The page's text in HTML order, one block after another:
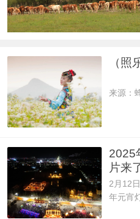
（
来源：
2025
片来
2月12
年元宵